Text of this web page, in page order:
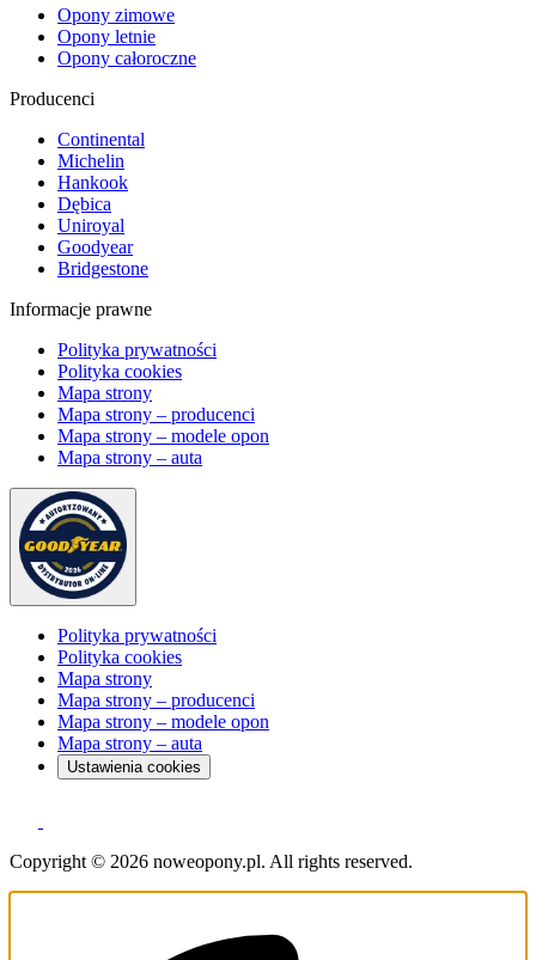
Opony zimowe
Opony letnie
Opony całoroczne
Producenci
Continental
Michelin
Hankook
Dębica
Uniroyal
Goodyear
Bridgestone
Informacje prawne
Polityka prywatności
Polityka cookies
Mapa strony
Mapa strony – producenci
Mapa strony – modele opon
Mapa strony – auta
Polityka prywatności
Polityka cookies
Mapa strony
Mapa strony – producenci
Mapa strony – modele opon
Mapa strony – auta
Ustawienia cookies
Copyright © 2026 noweopony.pl. All rights reserved.